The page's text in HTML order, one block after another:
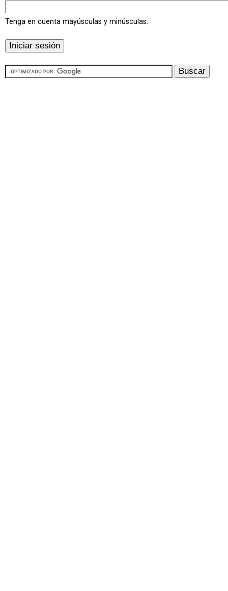
Tenga en cuenta mayúsculas y minúsculas.